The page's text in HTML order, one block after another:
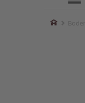
Home